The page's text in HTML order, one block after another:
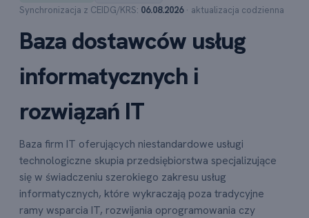
Synchronizacja z CEIDG/KRS: 06.08.2026· aktualizacja codzienna
Baza dostawców usług
informatycznych i
rozwiązań IT
Baza firm IT oferujących niestandardowe usługi
technologiczne skupia przedsiębiorstwa specjalizujące
się w świadczeniu szerokiego zakresu usług
informatycznych, które wykraczają poza tradycyjne
ramy wsparcia IT, rozwijania oprogramowania czy